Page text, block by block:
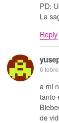
PD:
La
Reply
6
a mi
tanto
de